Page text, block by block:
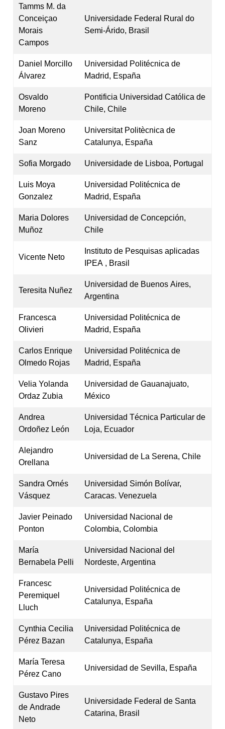
Tamms M. da
Conceiçao
Morais
Campos
Universidade Federal Rural do
Semi-Árido, Brasil
Daniel Morcillo
Álvarez
Universidad Politécnica de
Madrid, España
Osvaldo
Moreno
Pontificia Universidad Católica de
Chile, Chile
Joan Moreno
Sanz
Universitat Politècnica de
Catalunya, España
Sofia Morgado Universidade de Lisboa, Portugal
Luis Moya
Gonzalez
Universidad Politécnica de
Madrid, España
Maria Dolores
Muñoz
Universidad de Concepción,
Chile
Vicente Neto
Instituto de Pesquisas aplicadas
IPEA , Brasil
Teresita Nuñez
Universidad de Buenos Aires,
Argentina
Francesca
Olivieri
Universidad Politécnica de
Madrid, España
Carlos Enrique
Olmedo Rojas
Universidad Politécnica de
Madrid, España
Velia Yolanda
Ordaz Zubia
Universidad de Gauanajuato,
México
Andrea
Ordoñez León
Universidad Técnica Particular de
Loja, Ecuador
Alejandro
Orellana
Universidad de La Serena, Chile
Sandra Ornés
Vásquez
Universidad Simón Bolívar,
Caracas. Venezuela
Javier Peinado
Ponton
Universidad Nacional de
Colombia, Colombia
María
Bernabela Pelli
Universidad Nacional del
Nordeste, Argentina
Francesc
Peremiquel
Lluch
Universidad Politécnica de
Catalunya, España
Cynthia Cecilia
Pérez Bazan
Universidad Politécnica de
Catalunya, España
María Teresa
Pérez Cano
Universidad de Sevilla, España
Gustavo Pires
de Andrade
Neto
Universidade Federal de Santa
Catarina, Brasil